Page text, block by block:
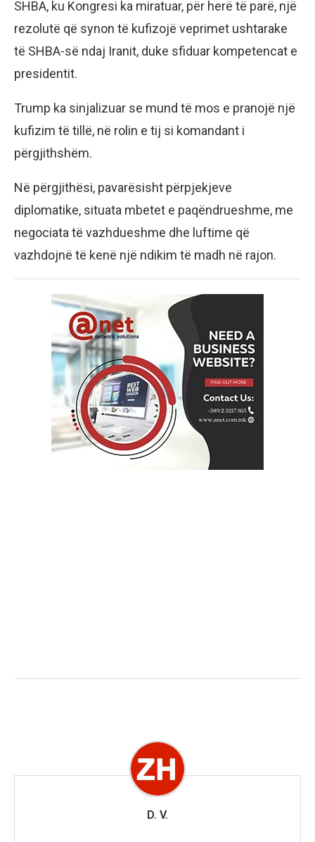
SHBA, ku Kongresi ka miratuar, për herë të parë, një
rezolutë që synon të kufizojë veprimet ushtarake
të SHBA-së ndaj Iranit, duke sfiduar kompetencat e
presidentit.
Trump ka sinjalizuar se mund të mos e pranojë një
kufizim të tillë, në rolin e tij si komandant i
përgjithshëm.
Në përgjithësi, pavarësisht përpjekjeve
diplomatike, situata mbetet e paqëndrueshme, me
negociata të vazhdueshme dhe luftime që
vazhdojnë të kenë një ndikim të madh në rajon.
D. V.